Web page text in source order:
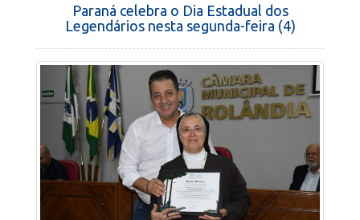
Paraná celebra o Dia Estadual dos
Legendários nesta segunda-feira (4)